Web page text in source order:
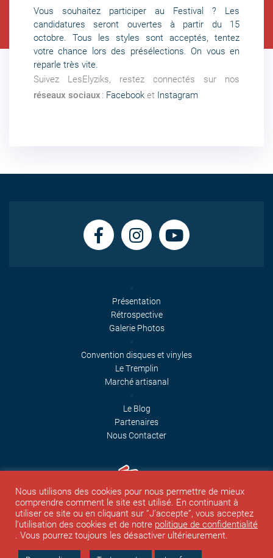
Vous souhaitez participer au Festival ? Les
candidatures seront ouvertes à partir du 15
octobre. Tous les styles sont acceptés, tentez
votre chance lors des présélections. On vous en
reparle très vite.
Suivez LesElyziks, restez connectés sur nos
réseaux sociaux : Facebook et Instagram
Présentation
Rétrospective
Galerie Photos
Convention disques et vinyles
Le Tremplin
Marché artisanal
Le Blog
Partenaires
Nous Contacter
Le site a été vu 87 fois
Nous utilisons des cookies pour nous permettre de mieux
comprendre comment le site est utilisé. En continuant à
utiliser ce site ou en cliquant sur ”J’accepte”, vous acceptez
l’utilisation des cookies et de notre politique de confidentialité
. Vous pourrez toujours les désactiver ultérieurement.